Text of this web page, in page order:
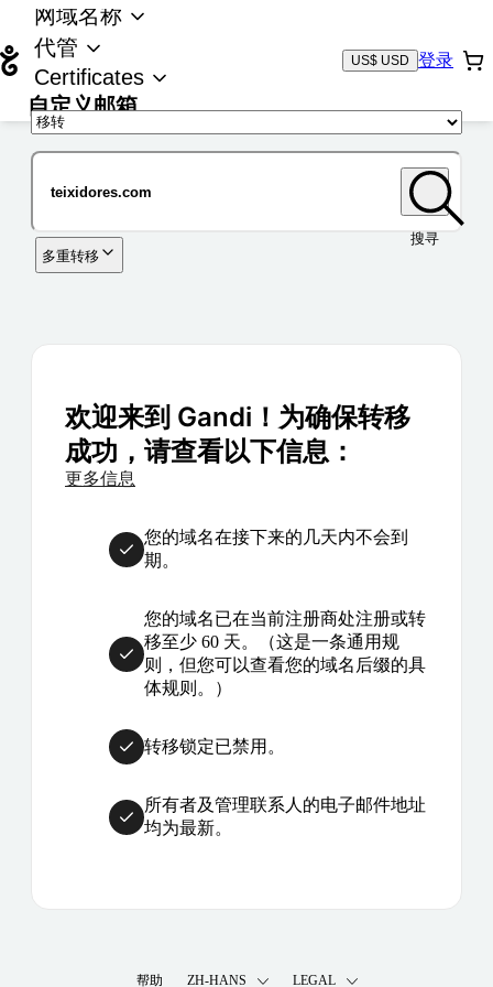
网域名称
代管
Certificates
自定义邮箱
US$ USD 登录
搜寻
多重转移
欢迎来到 Gandi！为确保转移
成功，请查看以下信息：
更多信息
您的域名在接下来的几天内不会到
期。
您的域名已在当前注册商处注册或转
移至少 60 天。（这是一条通用规
则，但您可以查看您的域名后缀的具
体规则。）
转移锁定已禁用。
所有者及管理联系人的电子邮件地址
均为最新。
帮助 ZH-HANS LEGAL